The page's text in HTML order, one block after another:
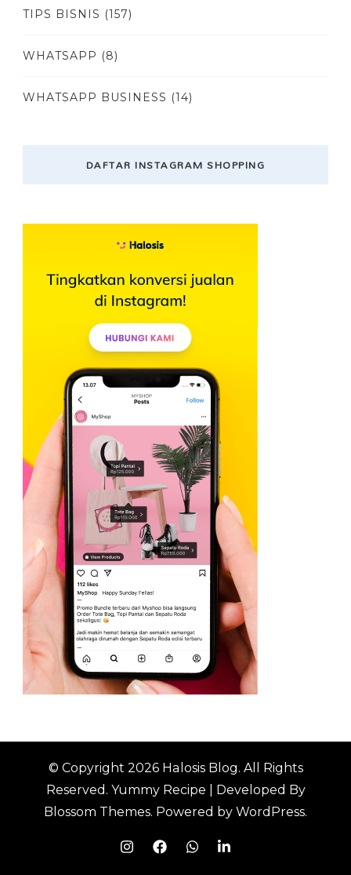
TIPS BISNIS (157)
WHATSAPP (8)
WHATSAPP BUSINESS (14)
DAFTAR INSTAGRAM SHOPPING
© Copyright 2026 Halosis Blog. All Rights
Reserved. Yummy Recipe | Developed By
Blossom Themes. Powered by WordPress.